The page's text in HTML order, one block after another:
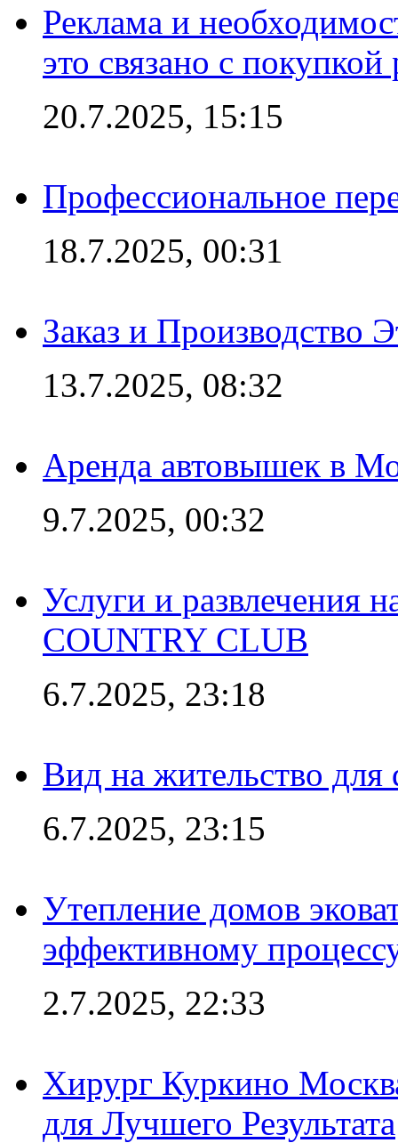
Реклама и
это связано с покупкой
20.7.2025, 15:15
Профессиональное
18.7.2025, 00:31
Заказ и Производство
13.7.2025, 08:32
Аренда автовышек в
9.7.2025, 00:32
Услуги и развлечения
COUNTRY CLUB
6.7.2025, 23:18
Вид на жительство
6.7.2025, 23:15
Утепление домов
эффективному
2.7.2025, 22:33
Хирург Куркино
для Лучшего Результата